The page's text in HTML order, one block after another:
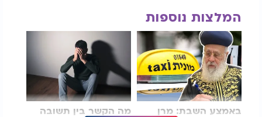
המלצות נוספות
באמצע השבת: מרן
מה הקשר בין תשובה